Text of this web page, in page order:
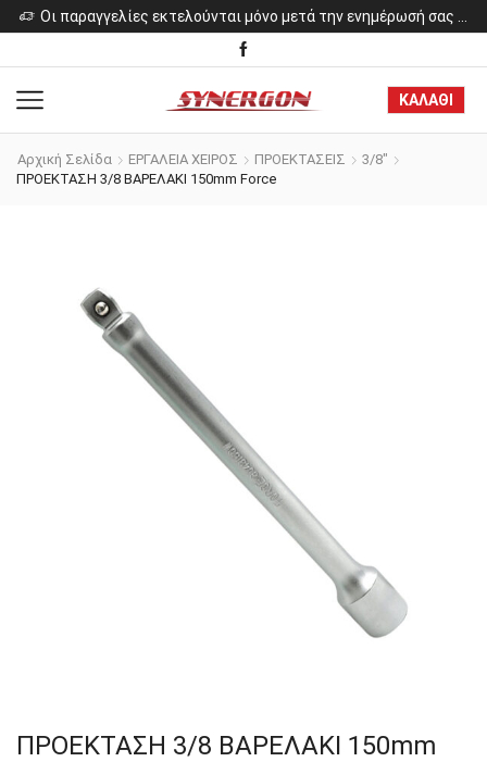
ΚΑΛΑΘΙ
Αρχική Σελίδα ΕΡΓΑΛΕΙΑ ΧΕΙΡΟΣ ΠΡΟΕΚΤΑΣΕΙΣ
3/8"
ΠΡΟΕΚΤΑΣΗ 3/8 ΒΑΡΕΛΑΚΙ 150mm Force
ΠΡΟΕΚΤΑΣΗ 3/8 ΒΑΡΕΛΑΚΙ 150mm